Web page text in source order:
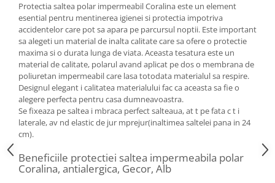
Protectia saltea polar impermeabil Coralina este un element
esential pentru mentinerea igienei si protectia impotriva
accidentelor care pot sa apara pe parcursul noptii. Este important
sa alegeti un material de inalta calitate care sa ofere o protectie
maxima si o durata lunga de viata. Aceasta tesatura este un
material de calitate, polarul avand aplicat pe dos o membrana de
poliuretan impermeabil care lasa totodata materialul sa respire.
Designul elegant i calitatea materialului fac ca aceasta sa fie o
alegere perfecta pentru casa dumneavoastra.
Se fixeaza pe saltea i mbraca perfect salteaua, at t pe fata c t i
laterale, av nd elastic de jur mprejur(inaltimea saltelei pana in 24
cm).
Beneficiile protectiei saltea impermeabila polar
Coralina, antialergica, Gecor, Alb